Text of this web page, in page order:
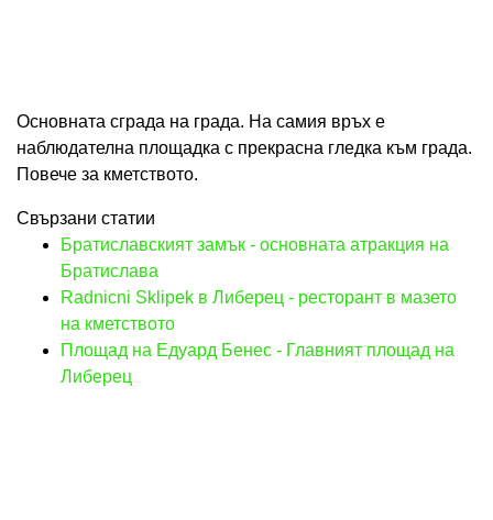
Основната сграда на града. На самия връх е
наблюдателна площадка с прекрасна гледка към града.
Повече за кметството.
Свързани статии
Братиславският замък - основната атракция на
Братислава
Radnicni Sklipek в Либерец - ресторант в мазето
на кметството
Площад на Едуард Бенес - Главният площад на
Либерец